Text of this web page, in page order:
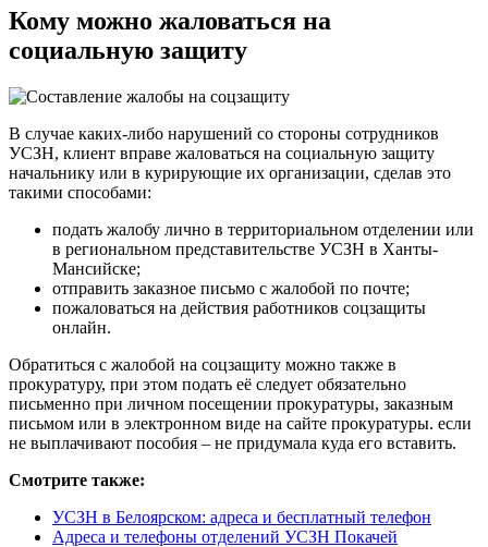
Кому можно жаловаться на
социальную защиту
В случае каких-либо нарушений со стороны сотрудников
УСЗН, клиент вправе жаловаться на социальную защиту
начальнику или в курирующие их организации, сделав это
такими способами:
подать жалобу лично в территориальном отделении или
в региональном представительстве УСЗН в Ханты-
Мансийске;
отправить заказное письмо с жалобой по почте;
пожаловаться на действия работников соцзащиты
онлайн.
Обратиться с жалобой на соцзащиту можно также в
прокуратуру, при этом подать её следует обязательно
письменно при личном посещении прокуратуры, заказным
письмом или в электронном виде на сайте прокуратуры. если
не выплачивают пособия – не придумала куда его вставить.
Смотрите также:
УСЗН в Белоярском: адреса и бесплатный телефон
Адреса и телефоны отделений УСЗН Покачей